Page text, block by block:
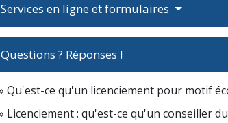
Services en ligne et formulaires
Questions ? Réponses !
Qu'est-ce qu'un licenciement pour motif
Licenciement : qu'est-ce qu'un conseiller